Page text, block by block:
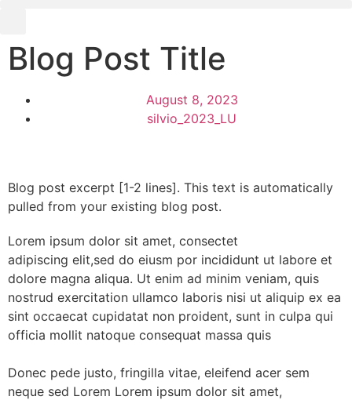
Blog Post Title
August 8, 2023
silvio_2023_LU
Blog post excerpt [1-2 lines]. This text is automatically
pulled from your existing blog post.
Lorem ipsum dolor sit amet, consectet
adipiscing elit,sed do eiusm por incididunt ut labore et
dolore magna aliqua. Ut enim ad minim veniam, quis
nostrud exercitation ullamco laboris nisi ut aliquip ex ea
sint occaecat cupidatat non proident, sunt in culpa qui
officia mollit natoque consequat massa quis
Donec pede justo, fringilla vitae, eleifend acer sem
neque sed Lorem Lorem ipsum dolor sit amet,